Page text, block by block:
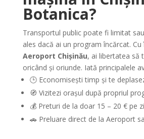
Botanica?
Transportul public poate fi limitat
ales dacă ai un program încărcat. Cu
Aeroport Chișinău, ai libertatea să
oricând și oriunde. Iată principalele
🕒 Economisești timp și te
🧭 Vizitezi orașul după propriul
💰 Preturi de la doar 15 – 20 € pe zi
🚗 Preluare direct de la Aeroport